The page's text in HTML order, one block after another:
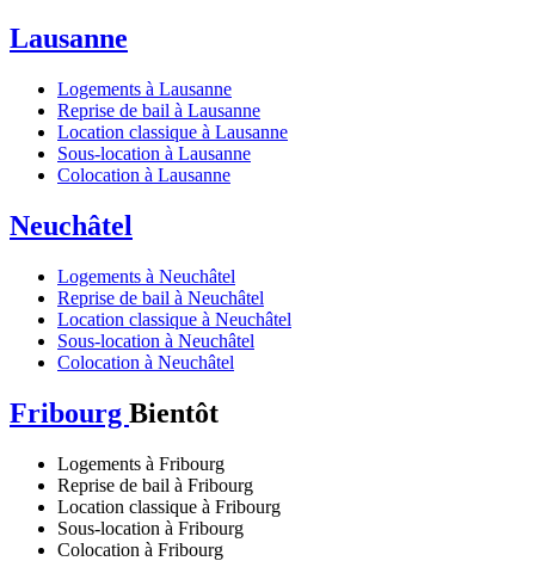
Lausanne
Logements à Lausanne
Reprise de bail à Lausanne
Location classique à Lausanne
Sous-location à Lausanne
Colocation à Lausanne
Neuchâtel
Logements à Neuchâtel
Reprise de bail à Neuchâtel
Location classique à Neuchâtel
Sous-location à Neuchâtel
Colocation à Neuchâtel
Fribourg Bientôt
Logements à Fribourg
Reprise de bail à Fribourg
Location classique à Fribourg
Sous-location à Fribourg
Colocation à Fribourg